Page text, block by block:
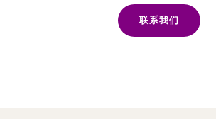
联系我们